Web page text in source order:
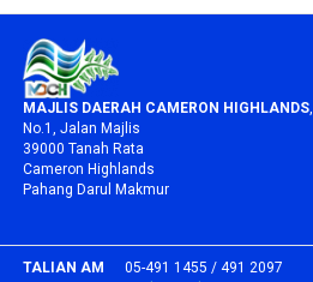
MAJLIS DAERAH CAMERON HIGHLANDS,
No.1, Jalan Majlis
39000 Tanah Rata
Cameron Highlands
Pahang Darul Makmur
TALIAN AM 05-491 1455 / 491 2097